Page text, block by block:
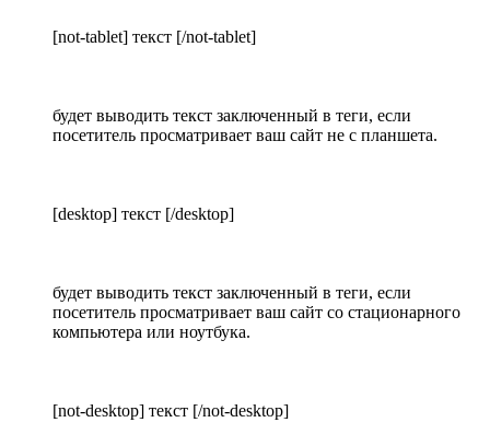
[not-tablet] текст [/not-tablet]
будет выводить текст заключенный в теги, если
посетитель просматривает ваш сайт не с планшета.
[desktop] текст [/desktop]
будет выводить текст заключенный в теги, если
посетитель просматривает ваш сайт со стационарного
компьютера или ноутбука.
[not-desktop] текст [/not-desktop]